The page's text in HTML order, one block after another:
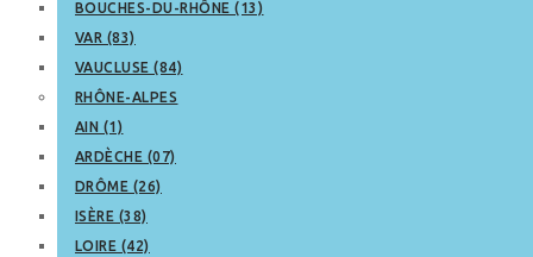
BOUCHES-DU-RHÔNE (13)
VAR (83)
VAUCLUSE (84)
RHÔNE-ALPES
AIN (1)
ARDÈCHE (07)
DRÔME (26)
ISÈRE (38)
LOIRE (42)